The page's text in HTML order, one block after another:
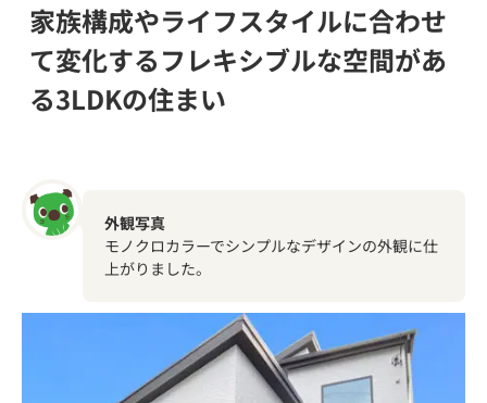
家族構成やライフスタイルに合わせ
て変化するフレキシブルな空間があ
る3LDKの住まい
外観写真
モノクロカラーでシンプルなデザインの外観に仕
上がりました。